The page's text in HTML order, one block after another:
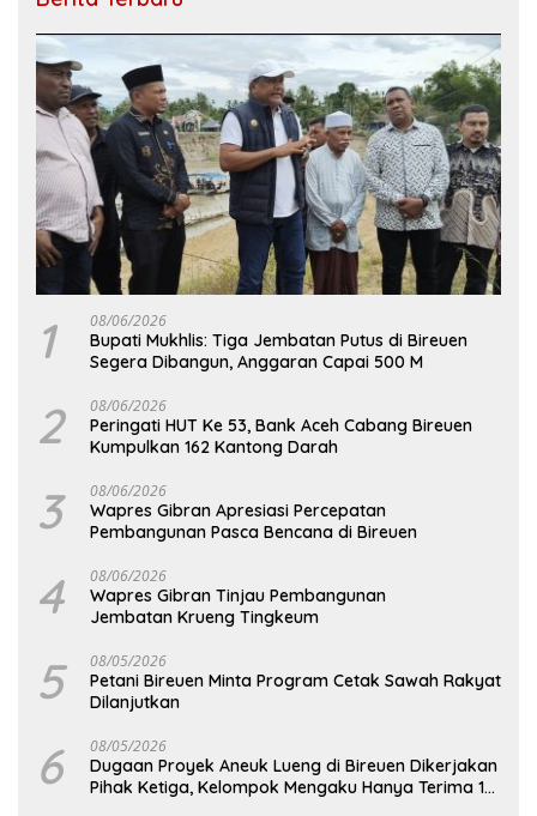
1 08/06/2026
Bupati Mukhlis: Tiga Jembatan Putus di Bireuen
Segera Dibangun, Anggaran Capai 500 M
2 08/06/2026
Peringati HUT Ke 53, Bank Aceh Cabang Bireuen
Kumpulkan 162 Kantong Darah
3 08/06/2026
Wapres Gibran Apresiasi Percepatan
Pembangunan Pasca Bencana di Bireuen
4 08/06/2026
Wapres Gibran Tinjau Pembangunan
Jembatan Krueng Tingkeum
5 08/05/2026
Petani Bireuen Minta Program Cetak Sawah Rakyat
Dilanjutkan
6 08/05/2026
Dugaan Proyek Aneuk Lueng di Bireuen Dikerjakan
Pihak Ketiga, Kelompok Mengaku Hanya Terima 10